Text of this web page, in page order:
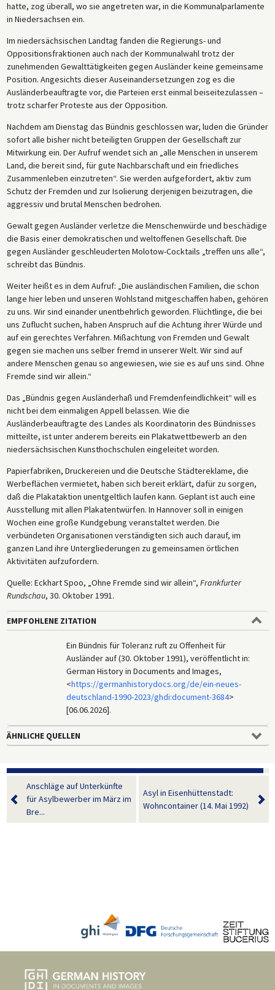
hatte, zog überall, wo sie angetreten war, in die Kommunalparlamente
in Niedersachsen ein.
Im niedersächsischen Landtag fanden die Regierungs- und
Oppositionsfraktionen auch nach der Kommunalwahl trotz der
zunehmenden Gewalttätigkeiten gegen Ausländer keine gemeinsame
Position. Angesichts dieser Auseinandersetzungen zog es die
Ausländerbeauftragte vor, die Parteien erst einmal beiseitezulassen –
trotz scharfer Proteste aus der Opposition.
Nachdem am Dienstag das Bündnis geschlossen war, luden die Gründer
sofort alle bisher nicht beteiligten Gruppen der Gesellschaft zur
Mitwirkung ein. Der Aufruf wendet sich an „alle Menschen in unserem
Land, die bereit sind, für gute Nachbarschaft und ein friedliches
Zusammenleben einzutreten“. Sie werden aufgefordert, aktiv zum
Schutz der Fremden und zur Isolierung derjenigen beizutragen, die
aggressiv und brutal Menschen bedrohen.
Gewalt gegen Ausländer verletze die Menschenwürde und beschädige
die Basis einer demokratischen und weltoffenen Gesellschaft. Die
gegen Ausländer geschleuderten Molotow-Cocktails „treffen uns alle“,
schreibt das Bündnis.
Weiter heißt es in dem Aufruf: „Die ausländischen Familien, die schon
lange hier leben und unseren Wohlstand mitgeschaffen haben, gehören
zu uns. Wir sind einander unentbehrlich geworden. Flüchtlinge, die bei
uns Zuflucht suchen, haben Anspruch auf die Achtung ihrer Würde und
auf ein gerechtes Verfahren. Mißachtung von Fremden und Gewalt
gegen sie machen uns selber fremd in unserer Welt. Wir sind auf
andere Menschen genau so angewiesen, wie sie es auf uns sind. Ohne
Fremde sind wir allein.“
Das „Bündnis gegen Ausländerhaß und Fremdenfeindlichkeit“ will es
nicht bei dem einmaligen Appell belassen. Wie die
Ausländerbeauftragte des Landes als Koordinatorin des Bündnisses
mitteilte, ist unter anderem bereits ein Plakatwettbewerb an den
niedersächsischen Kunsthochschulen eingeleitet worden.
Papierfabriken, Druckereien und die Deutsche Städtereklame, die
Werbeflächen vermietet, haben sich bereit erklärt, dafür zu sorgen,
daß die Plakataktion unentgeltlich laufen kann. Geplant ist auch eine
Ausstellung mit allen Plakatentwürfen. In Hannover soll in einigen
Wochen eine große Kundgebung veranstaltet werden. Die
verbündeten Organisationen verständigten sich auch darauf, im
ganzen Land ihre Untergliederungen zu gemeinsamen örtlichen
Aktivitäten aufzufordern.
Quelle: Eckhart Spoo, „Ohne Fremde sind wir allein“, Frankfurter
Rundschau, 30. Oktober 1991.
EMPFOHLENE ZITATION
Ein Bündnis für Toleranz ruft zu Offenheit für
Ausländer auf (30. Oktober 1991), veröffentlicht in:
German History in Documents and Images,
<https://germanhistorydocs.org/de/ein-neues-
deutschland-1990-2023/ghdi:document-3684>
[06.06.2026].
ÄHNLICHE QUELLEN
Anschläge auf Unterkünfte
für Asylbewerber im März im
Bre...
Asyl in Eisenhüttenstadt:
Wohncontainer (14. Mai 1992)